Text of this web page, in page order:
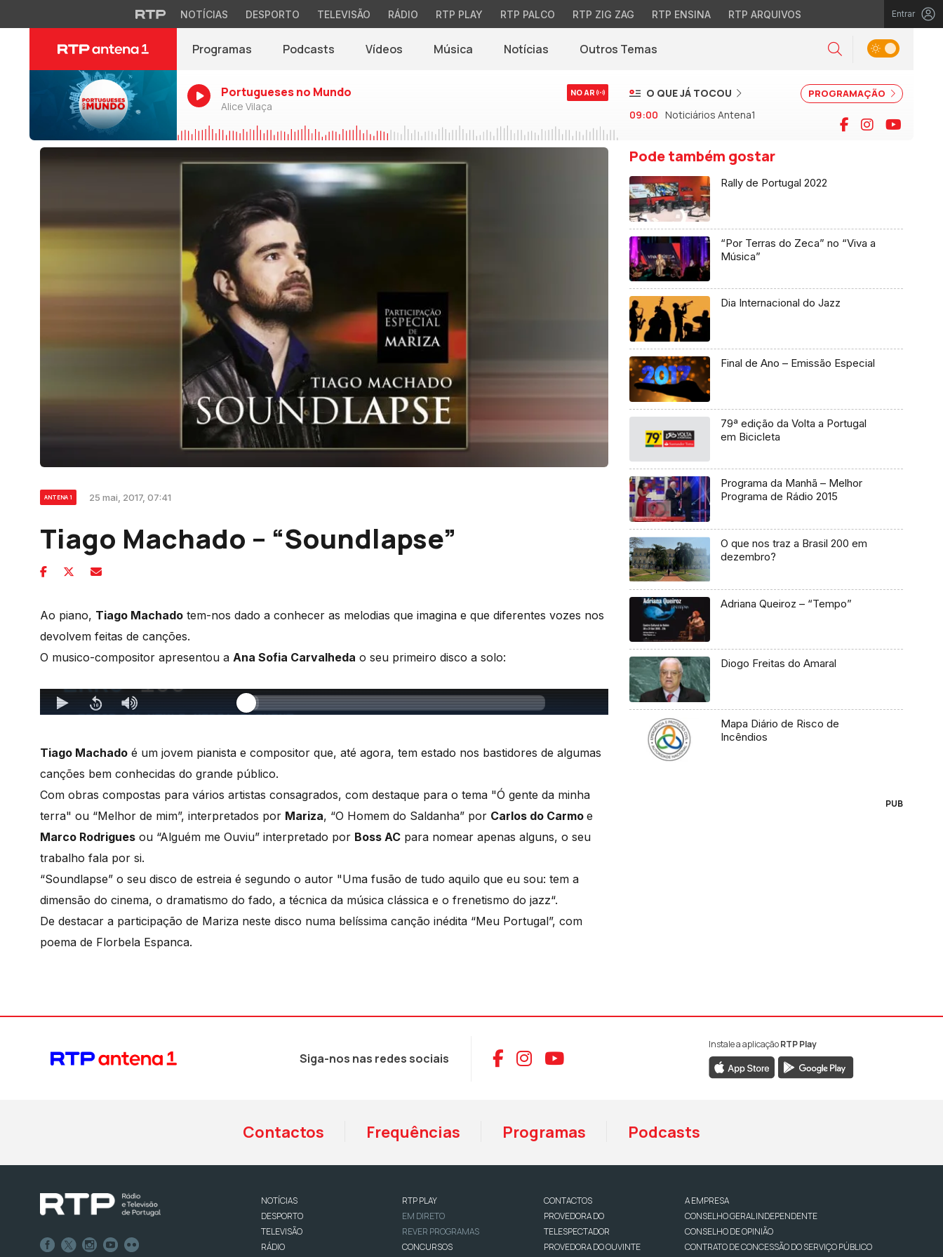
NOTÍCIAS DESPORTO TELEVISÃO RÁDIO RTP PLAY RTP PALCO RTP ZIG ZAG RTP ENSINA RTP ARQUIVOS Entrar
Programas Podcasts Vídeos Música Notícias(abre em nova janela)
Outros Temas Pesquisar
Alternar tema
Portugueses no Mundo
Alice Vilaça
NO AR PROGRAMAÇÃO
O QUE JÁ TOCOU
09:00 Noticiários Antena1 Facebook
Instagram
ANTENA 1 25 mai, 2017, 07:41
Tiago Machado – “Soundlapse”
Ao piano, Tiago Machado tem-nos dado a conhecer as melodias que imagina e que diferentes vozes nos
devolvem feitas de canções.
O musico-compositor apresentou a Ana Sofia Carvalheda o seu primeiro disco a solo:
Tiago Machado é um jovem pianista e compositor que, até agora, tem estado nos bastidores de algumas
canções bem conhecidas do grande público.
Com obras compostas para vários artistas consagrados, com destaque para o tema "Ó gente da minha
terra" ou “Melhor de mim”, interpretados por Mariza, “O Homem do Saldanha” por Carlos do Carmo e
Marco Rodrigues ou “Alguém me Ouviu” interpretado por Boss AC para nomear apenas alguns, o seu
trabalho fala por si.
“Soundlapse” o seu disco de estreia é segundo o autor "Uma fusão de tudo aquilo que eu sou: tem a
dimensão do cinema, o dramatismo do fado, a técnica da música clássica e o frenetismo do jazz“.
De destacar a participação de Mariza neste disco numa belíssima canção inédita “Meu Portugal”, com
poema de Florbela Espanca.
Pode também gostar
Rally de Portugal 2022
“Por Terras do Zeca” no “Viva a
Música”
Dia Internacional do Jazz
Final de Ano – Emissão Especial
79ª edição da Volta a Portugal
em Bicicleta
Programa da Manhã – Melhor
Programa de Rádio 2015
O que nos traz a Brasil 200 em
dezembro?
Adriana Queiroz – “Tempo”
Diogo Freitas do Amaral
Mapa Diário de Risco de
Incêndios
PUB
Siga-nos nas redes sociais Aceder ao Facebook da RTP Antena 1
Aceder ao Instagram da RTP Antena 1
Aceder ao YouTube da RTP Antena 1
Instale a aplicaçãoRTP Play
Contactos Frequências Programas Podcasts
NOTÍCIAS
DESPORTO
TELEVISÃO
RÁDIO
RTP PLAY
EM DIRETO
REVER PROGRAMAS
CONCURSOS
CONTACTOS
PROVEDORA DO
TELESPECTADOR
PROVEDORA DO OUVINTE
A EMPRESA
CONSELHO GERAL INDEPENDENTE
CONSELHO DE OPINIÃO
CONTRATO DE CONCESSÃO DO SERVIÇO PÚBLICO